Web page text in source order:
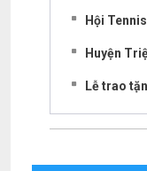
Hội
Huyện
Lễ trao